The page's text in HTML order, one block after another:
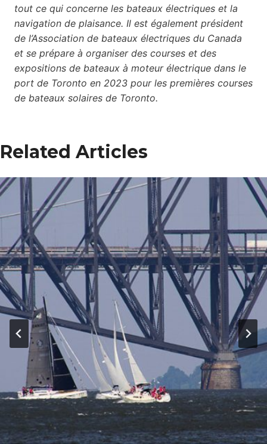
tout ce qui concerne les bateaux électriques et la
navigation de plaisance. Il est également président
de l’Association de bateaux électriques du Canada
et se prépare à organiser des courses et des
expositions de bateaux à moteur électrique dans le
port de Toronto en 2023 pour les premières courses
de bateaux solaires de Toronto.
Related Articles